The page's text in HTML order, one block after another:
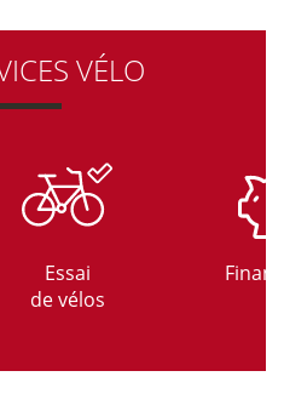
VÉLO
Essai
de vélos